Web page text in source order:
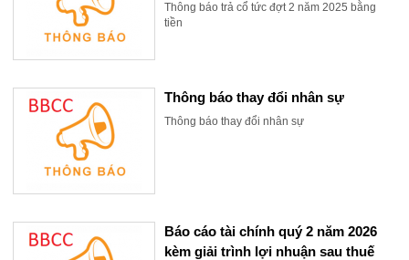
Thông báo trả cổ tức đợt 2 năm 2025 bằng
tiền
Thông báo thay đổi nhân sự
Thông báo thay đổi nhân sự
Báo cáo tài chính quý 2 năm 2026
kèm giải trình lợi nhuận sau thuế